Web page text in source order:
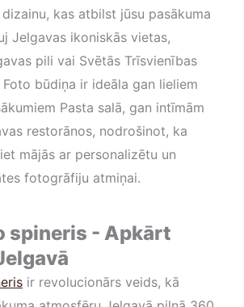
kas atbilst jūsu pasākuma
Jelgavas ikoniskās vietas,
pili vai Svētās Trīsvienības
būdiņa ir ideāla gan lieliem
Pasta salā, gan intīmām
restorānos, nodrošinot, ka
mājās ar personalizētu un
fotogrāfiju atmiņai.
spineris - Apkārt
ir revolucionārs veids, kā